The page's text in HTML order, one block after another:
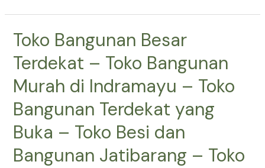
Terdekat
–
Toko
Bangunan
Terdekat
yang
Buka
–
Toko
Toko Bangunan Besar
Terdekat – Toko Bangunan
Murah di Indramayu – Toko
Bangunan Terdekat yang
Buka – Toko Besi dan
Bangunan Jatibarang – Toko